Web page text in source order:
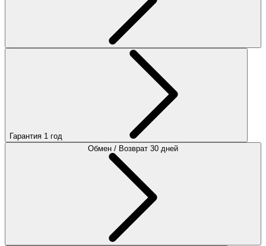
Гарантия 1 год
Обмен / Возврат 30 дней